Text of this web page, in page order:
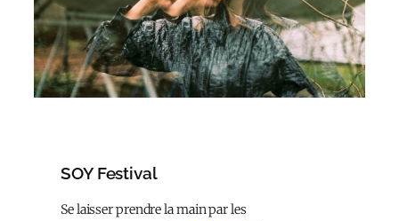
SOY Festival
Se laisser prendre la main par les